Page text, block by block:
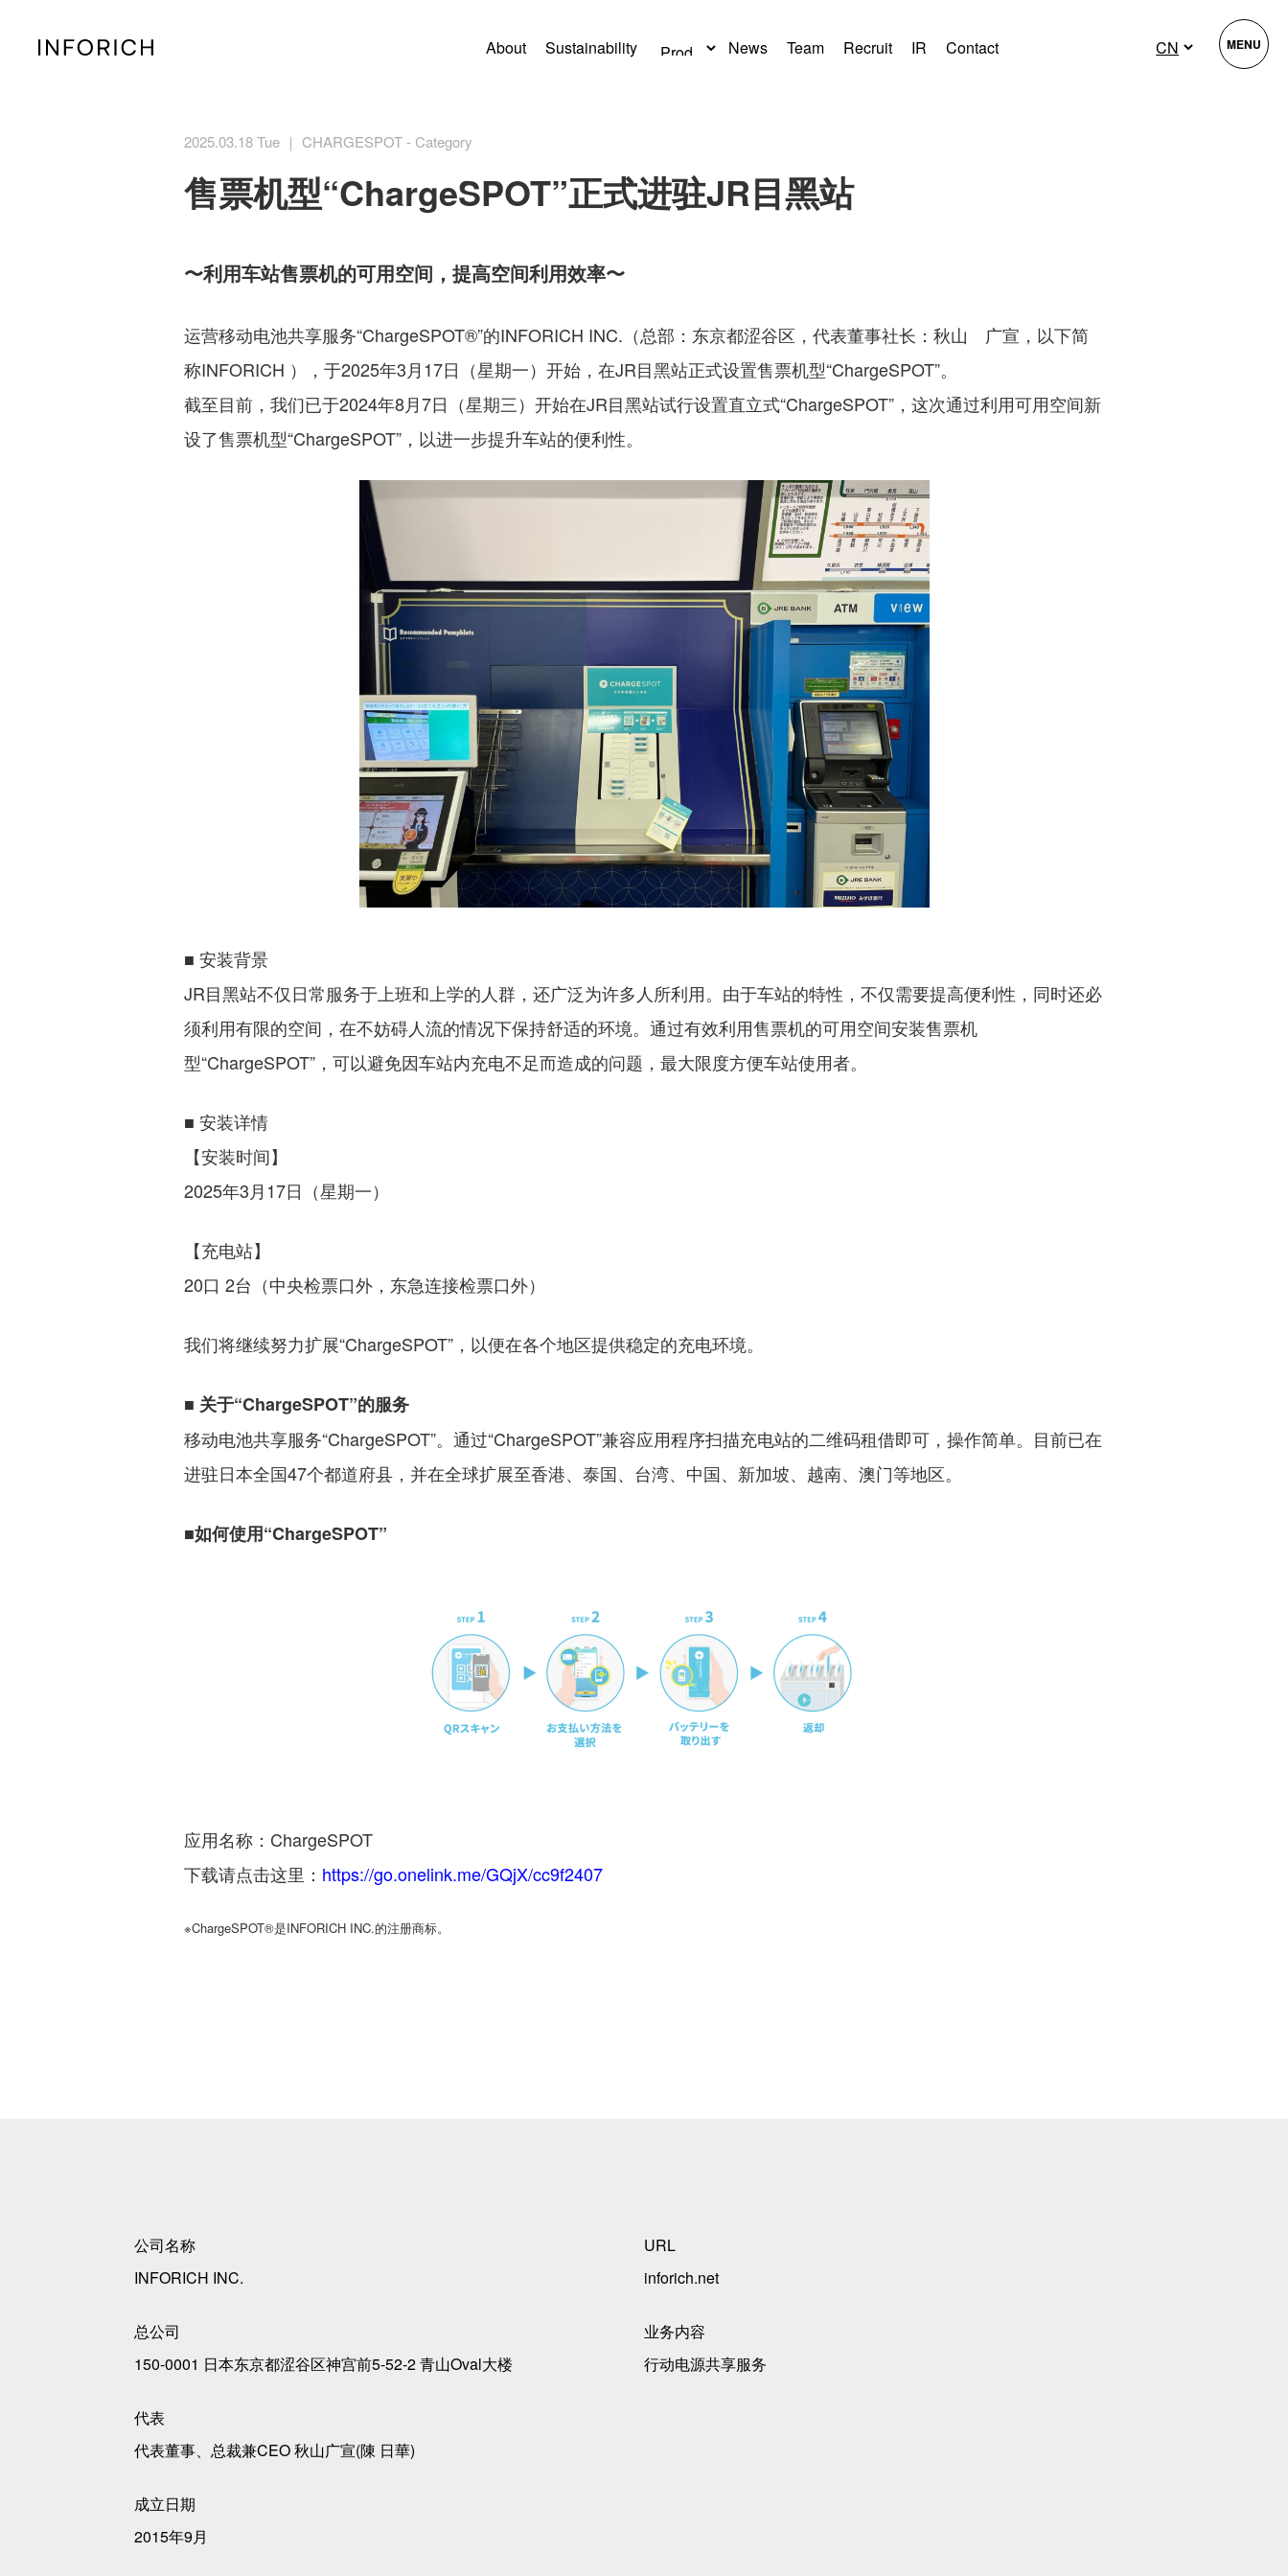
About Sustainability News Team Recruit IR Contact
2025.03.18 Tue ｜ CHARGESPOT - Category
售票机型“ChargeSPOT”正式进驻JR目黑站
〜利用车站售票机的可用空间，提高空间利用效率〜
运营移动电池共享服务“ChargeSPOT®”的INFORICH INC.（总部：东京都涩谷区，代表董事社长：秋山 广宣，以下简
称INFORICH ），于2025年3月17日（星期一）开始，在JR目黑站正式设置售票机型“ChargeSPOT”。
截至目前，我们已于2024年8月7日（星期三）开始在JR目黑站试行设置直立式“ChargeSPOT”，这次通过利用可用空间新
设了售票机型“ChargeSPOT”，以进一步提升车站的便利性。
■ 安装背景
JR目黑站不仅日常服务于上班和上学的人群，还广泛为许多人所利用。由于车站的特性，不仅需要提高便利性，同时还必
须利用有限的空间，在不妨碍人流的情况下保持舒适的环境。通过有效利用售票机的可用空间安装售票机
型“ChargeSPOT”，可以避免因车站内充电不足而造成的问题，最大限度方便车站使用者。
■ 安装详情
【安装时间】
2025年3月17日（星期一）
【充电站】
20口 2台（中央检票口外，东急连接检票口外）
我们将继续努力扩展“ChargeSPOT”，以便在各个地区提供稳定的充电环境。
■ 关于“ChargeSPOT”的服务
移动电池共享服务“ChargeSPOT”。通过“ChargeSPOT”兼容应用程序扫描充电站的二维码租借即可，操作简单。目前已在
进驻日本全国47个都道府县，并在全球扩展至香港、泰国、台湾、中国、新加坡、越南、澳门等地区。
■如何使用“ChargeSPOT”
应用名称：ChargeSPOT
下载请点击这里： https://go.onelink.me/GQjX/cc9f2407
※ChargeSPOT®是INFORICH INC.的注册商标。
公司名称
INFORICH INC.
总公司
150-0001 日本东京都涩谷区神宫前5-52-2 青山Oval大楼
代表
代表董事、总裁兼CEO 秋山广宣(陳 日華)
成立日期
2015年9月
URL
inforich.net
业务内容
行动电源共享服务
MENU